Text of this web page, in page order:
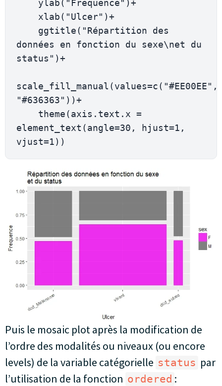
données en fonction du sexe\net du
status")+
scale_fill_manual(values=c("#EE00EE",
"#636363"))+
element_text(angle=30, hjust=1,
vjust=1))
Puis le mosaic plot après la modification de
l’ordre des modalités ou niveaux (ou encore
levels) de la variable catégorielle status par
l’utilisation de la fonction ordered :